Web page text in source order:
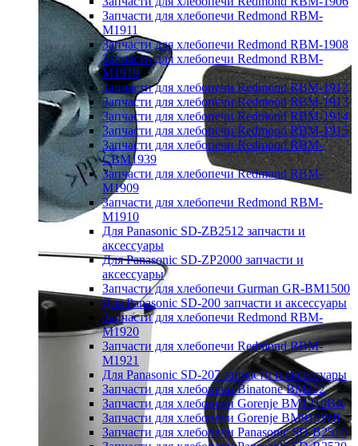
Запчасти для хлебопечи Redmond RBM-
M1911
Запчасти для хлебопечи Redmond RBM-1908
Запчасти для хлебопечи Redmond RBM-
M1919
Запчасти для хлебопечи Redmond RBM-1912
Запчасти для хлебопечи Redmond RBM-1913
Запчасти для хлебопечи Redmond RBM-1914
Запчасти для хлебопечи Redmond RBM-1915
Запчасти для хлебопечи Redmond RBM-
CBM1939
Запчасти для хлебопечи Redmond RBM-
M1909
Запчасти для хлебопечи Redmond RBM-
M1910
Для Panasonic SD-ZB2512 запчасти и
аксессуары
Для Panasonic SD-ZP2000 запчасти и
аксессуары
Запчасти для хлебопечи Gurman GR-BM1500
Для Panasonic SD-200 запчасти и аксессуары
Запчасти для хлебопечи Redmond RBM-
M1920
Запчасти для хлебопечи Redmond RBM-
M1921
Для Panasonic SD-207 запчасти и аксессуары
Запчасти для хлебопечи Binatone BM202
Запчасти для хлебопечи Gorenje BM1210BK
Запчасти для хлебопечи Gorenje BM910WII
Запчасти для хлебопечи Panasonic SD-B2510